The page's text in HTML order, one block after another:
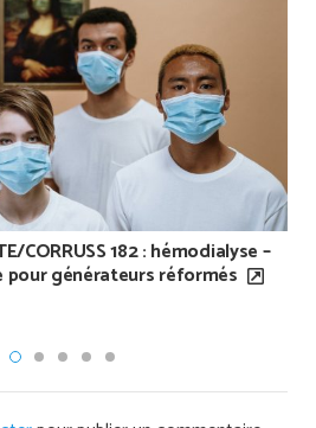
utilisée pour le traitement
)